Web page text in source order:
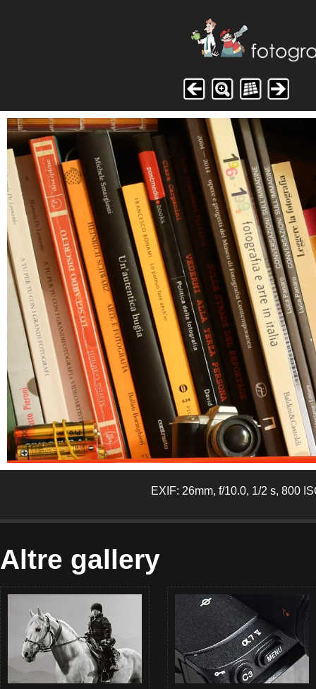
EXIF: 26mm, f/10.0, 1/2 s, 800
Altre gallery